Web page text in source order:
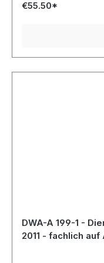
€55.50*
DWA-A 199-1 -
2011 - fachlich